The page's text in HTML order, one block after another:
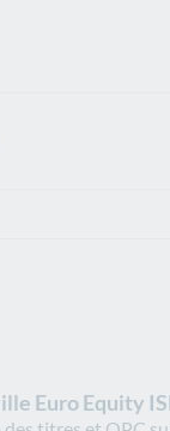
onglet
onglet
Euro Equity